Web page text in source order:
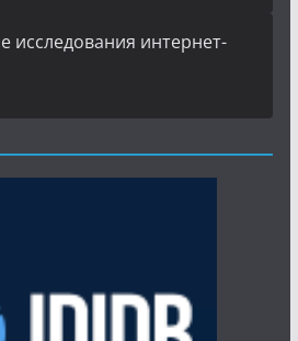
исследования интернет-